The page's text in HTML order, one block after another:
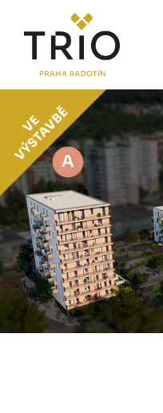
O PROJEKTU
Proč TRIO
FAQ sekce
Novinky
Postup koupě a
LOKALITA
CENÍK
Byty